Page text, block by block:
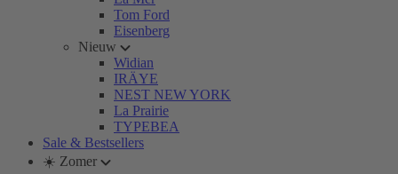
Tom Ford
Eisenberg
Nieuw
Widian
IRÄYE
NEST NEW YORK
La Prairie
TYPEBEA
Sale & Bestsellers
☀️ Zomer